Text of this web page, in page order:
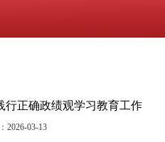
行正确政绩观学习教育工作
2026-03-13